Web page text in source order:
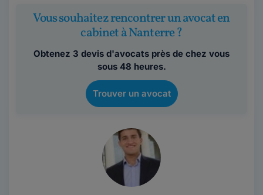
Vous souhaitez rencontrer un avocat en
cabinet à Nanterre ?
Obtenez 3 devis d'avocats près de chez vous
sous 48 heures.
Trouver un avocat